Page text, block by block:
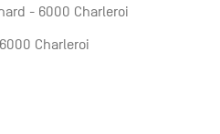
- 6000 Charleroi
Charleroi